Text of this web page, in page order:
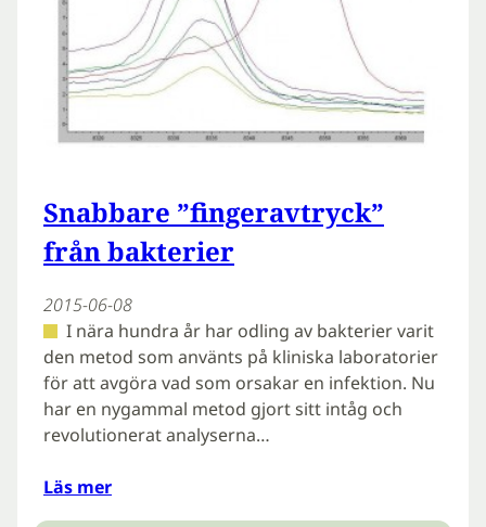
Snabbare ”fingeravtryck”
från bakterier
2015-06-08
I nära hundra år har odling av bakterier varit
den metod som använts på kliniska laboratorier
för att avgöra vad som orsakar en infektion. Nu
har en nygammal metod gjort sitt intåg och
revolutionerat analyserna…
Läs mer